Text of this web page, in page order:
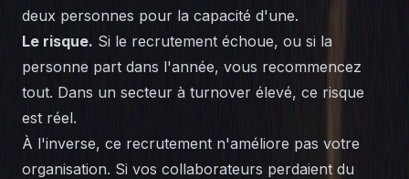
deux personnes pour la capacité d'une.
Le risque. Si le recrutement échoue, ou si la
personne part dans l'année, vous recommencez
tout. Dans un secteur à turnover élevé, ce risque
est réel.
À l'inverse, ce recrutement n'améliore pas votre
organisation. Si vos collaborateurs perdaient du